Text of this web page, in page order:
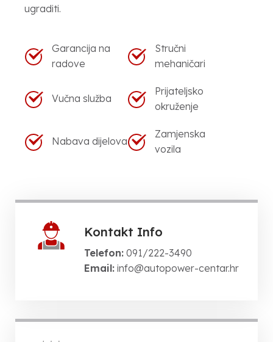
ugraditi.
Garancija na
radove
Stručni
mehaničari
Vučna služba
Prijateljsko
okruženje
Nabava dijelova
Zamjenska
vozila
Kontakt Info
Telefon: 091/222-3490
Email: info@autopower-centar.hr